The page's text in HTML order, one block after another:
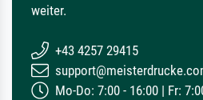
weiter.
+43 4257 29415
Mo-Do: 7:00 - 16:00 | Fr: